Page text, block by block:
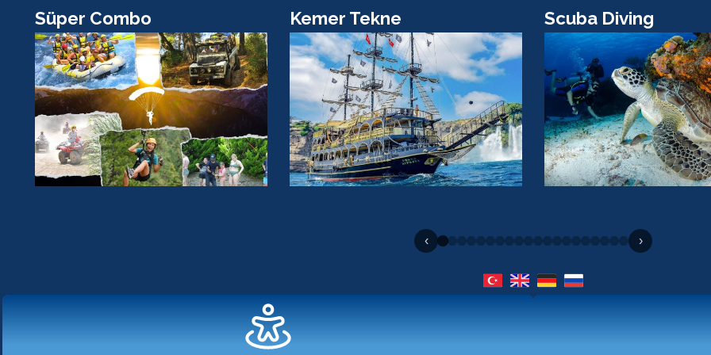
Süper Combo Kemer Tekne Scuba Diving
‹ ›